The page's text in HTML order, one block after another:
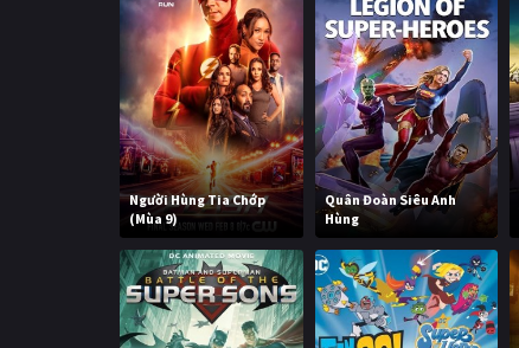
Người Hùng Tia Chớp
(Mùa 9)
Quân Đoàn Siêu Anh
Hùng